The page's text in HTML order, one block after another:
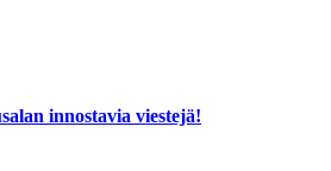
innostavia viestejä!